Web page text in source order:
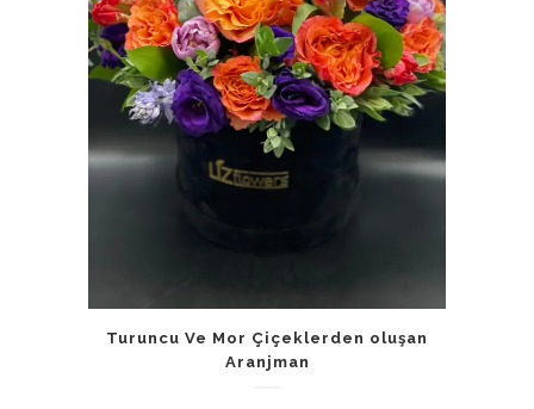
Turuncu Ve Mor Çiçeklerden oluşan
Aranjman